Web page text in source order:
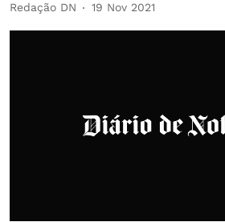
Redação DN 19 Nov 2021